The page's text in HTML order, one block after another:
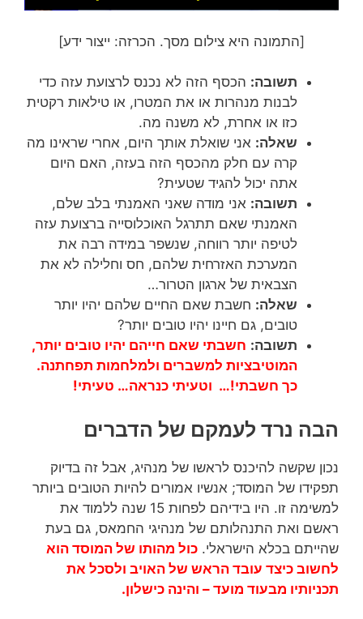
[התמונה היא צילום מסך. הכרזה: ייצור ידע]
תשובה: הכסף הזה לא נכנס לרצועת עזה כדי
לבנות מנהרות או את המטרו, או טילאות רקטית
כזו או אחרת, לא משנה מה.
שאלה: אני שואלת אותך היום, אחרי שראינו מה
קרה עם חלק מהכסף הזה בעזה, האם היום
אתה יכול להגיד שטעית?
תשובה: אני מודה שאני האמנתי בלב שלם,
האמנתי שאם תתרגל האוכלוסייה ברצועת עזה
לטיפה יותר רווחה, שנשפר במידה רבה את
המערכת האזרחית שלהם, חס וחלילה לא את
הצבאית של ארגון הטרור…
שאלה: חשבת שאם החיים שלהם יהיו יותר
טובים, גם חיינו יהיו טובים יותר?
תשובה: חשבתי שאם חייהם יהיו טובים יותר,
המוטיבציות למשברים ולמלחמות תפחתנה.
כך חשבתי!… וטעיתי כנראה… טעיתי!
הבה נרד לעמקם של הדברים
נכון שקשה להיכנס לראשו של מנהיג, אבל זה בדיוק
תפקידו של המוסד; אנשיו אמורים להיות הטובים ביותר
למשימה זו. היו בידיהם לפחות 15 שנה ללמוד את
ראשם ואת התנהלותם של מנהיגי החמאס, גם בעת
שהייתם בכלא הישראלי. כול מהותו של המוסד הוא
לחשוב כיצד עובד הראש של האויב ולסכל את
תכניותיו מבעוד מועד – והינה כישלון.